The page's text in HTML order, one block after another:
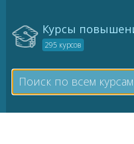
Курсы
295 курсов